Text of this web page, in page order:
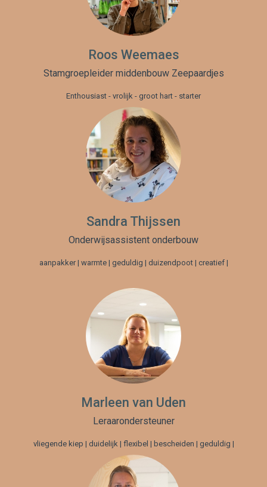
Roos Weemaes
Stamgroepleider middenbouw Zeepaardjes
Enthousiast - vrolijk - groot hart - starter
Sandra Thijssen
Onderwijsassistent onderbouw
aanpakker | warmte | geduldig | duizendpoot | creatief |
Marleen van Uden
Leraarondersteuner
vliegende kiep | duidelijk | flexibel | bescheiden | geduldig |